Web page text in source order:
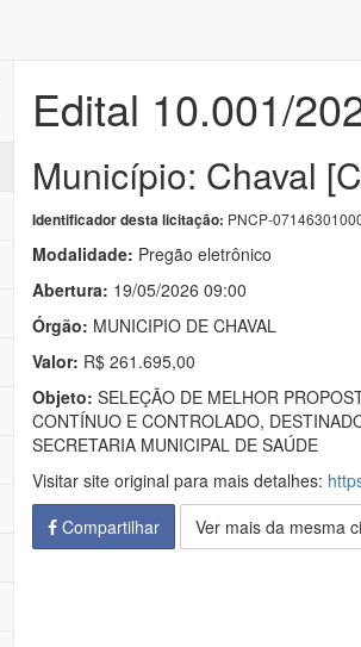
Edital 10.001/
Município: Chaval
Identificador desta licitação: PNCP-
Modalidade: Pregão eletrônico
Abertura: 19/05/2026 09:00
Órgão: MUNICIPIO DE CHAVAL
Valor: R$ 261.695,00
Objeto: SELEÇÃO DE MELHOR
CONTÍNUO E CONTROLADO,
SECRETARIA MUNICIPAL DE SAÚDE
Visitar site original para mais detalhes:
Compartilhar
Ver mais da mesma